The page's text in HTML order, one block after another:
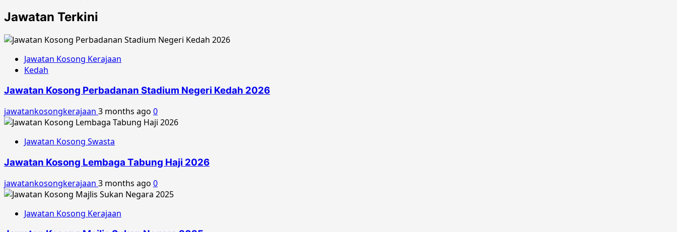
Jawatan Terkini
Jawatan Kosong Kerajaan
Kedah
Jawatan Kosong Perbadanan Stadium Negeri Kedah 2026
jawatankosongkerajaan 3 months ago 0
Jawatan Kosong Swasta
Jawatan Kosong Lembaga Tabung Haji 2026
jawatankosongkerajaan 3 months ago 0
Jawatan Kosong Kerajaan